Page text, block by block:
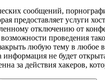
сообщений,
предоставляет услуги
отключению от
проведения
любую тему в
не будет
за действия хакеров,